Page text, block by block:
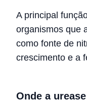
A principal
organismos que
como fonte de
crescimento e a
Onde a